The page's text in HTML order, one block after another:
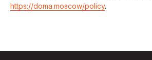
https://doma.moscow/policy.